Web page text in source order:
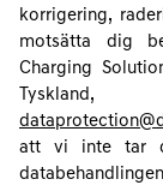
korrigering,
motsätta dig
Charging
att vi inte tar